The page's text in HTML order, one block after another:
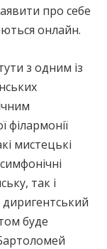
про себе
онлайн.
з одним із
філармонії
мистецькі
так і
буде